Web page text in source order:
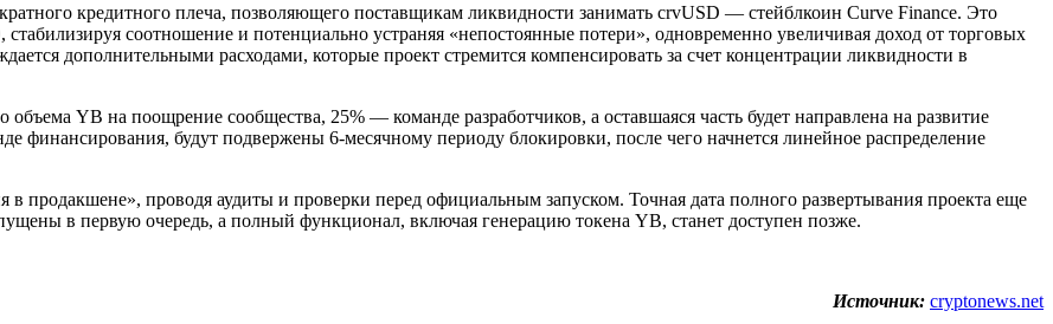
кредитного плеча, позволяющего поставщикам ликвидности занимать crvUSD — стейблкоин Curve Finance. Это
соотношение и потенциально устраняя «непостоянные потери», одновременно увеличивая доход от торговых
дополнительными расходами, которые проект стремится компенсировать за счет концентрации ликвидности в
YB на поощрение сообщества, 25% — команде разработчиков, а оставшаяся часть будет направлена на развитие
финансирования, будут подвержены 6-месячному периоду блокировки, после чего начнется линейное распределение
в продакшене», проводя аудиты и проверки перед официальным запуском. Точная дата полного развертывания проекта еще
в первую очередь, а полный функционал, включая генерацию токена YB, станет доступен позже.
Источник: cryptonews.net